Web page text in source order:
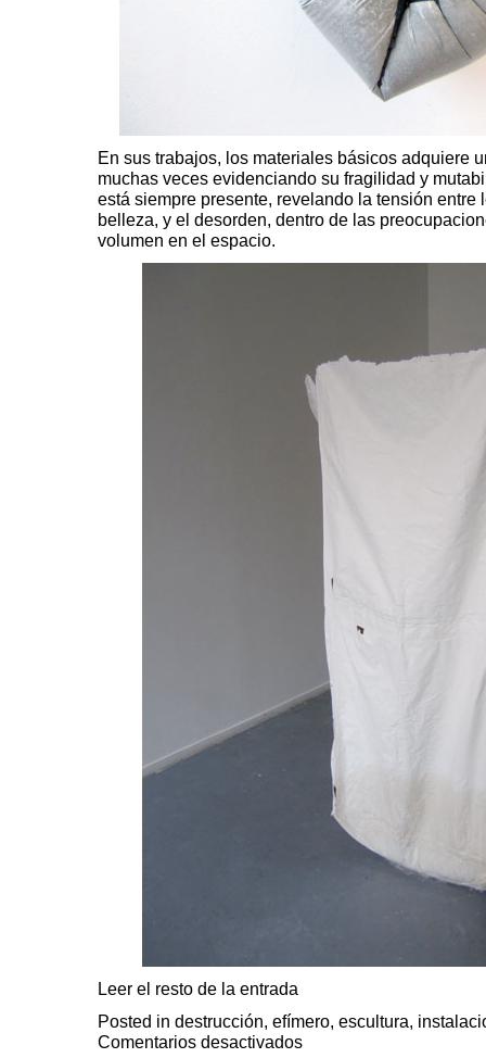
En sus trabajos, los materiales básicos adquiere
muchas veces evidenciando su fragilidad y
está siempre presente, revelando la tensión entre
belleza, y el desorden, dentro de las
volumen en el espacio.
Leer el resto de la entrada
Posted in destrucción, efímero, escultura,
Comentarios desactivadosLa